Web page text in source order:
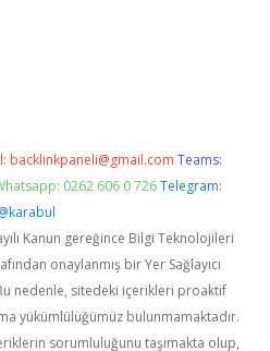
backlinkpaneli@gmail.com Teams:
0262 606 0 726 Telegram:
Kanun gereğince Bilgi Teknolojileri
onaylanmış bir Yer Sağlayıcı
nedenle, sitedeki içerikleri proaktif
yükümlülüğümüz bulunmamaktadır.
sorumluluğunu taşımakta olup,